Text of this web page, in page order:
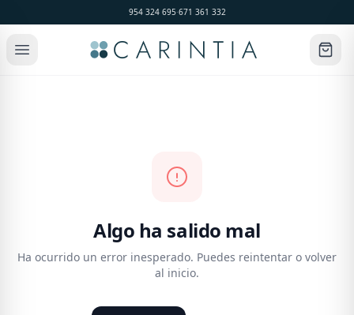
954 324 695·671 361 332
Algo ha salido mal
Ha ocurrido un error inesperado. Puedes reintentar o volver
al inicio.